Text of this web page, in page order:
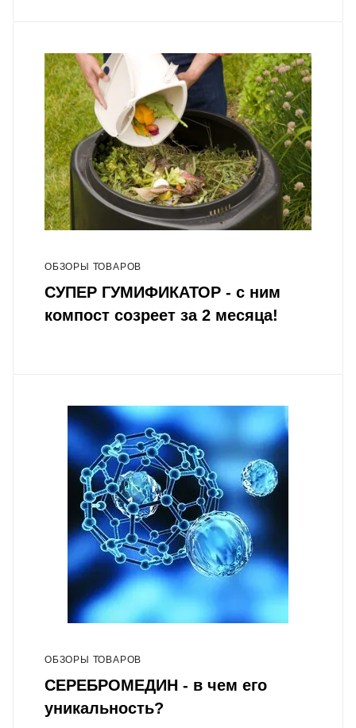
ОБЗОРЫ ТОВАРОВ
СУПЕР ГУМИФИКАТОР - с ним
компост созреет за 2 месяца!
ОБЗОРЫ ТОВАРОВ
СЕРЕБРОМЕДИН - в чем его
уникальность?